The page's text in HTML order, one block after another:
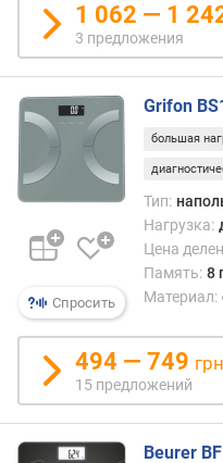
1 062 — 1
3 предложения
Спросить
Grifon
большая
Тип:
Нагрузка:
Цена
Память: 8
Материал:
494 — 749
15 предложений
Beurer